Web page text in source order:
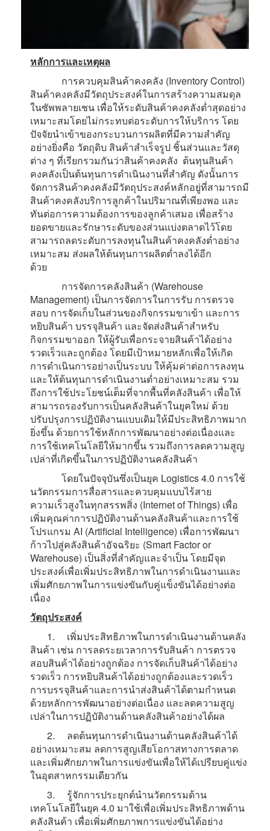
หลักการและเหตุผล
การควบคุมสินค้าคงคลัง (Inventory Control)
สินค้าคงคลังมีวัตถุประสงค์ในการสร้างความสมดุล
ในซัพพลายเชน เพื่อให้ระดับสินค้าคงคลังต่ำสุดอย่าง
เหมาะสมโดยไม่กระทบต่อระดับการให้บริการ โดย
ปัจจัยนำเข้าของกระบวนการผลิตที่มีความสำคัญ
อย่างยิ่งคือ วัตถุดิบ สินค้าสำเร็จรูป ชิ้นส่วนและวัสดุ
ต่าง ๆ ที่เรียกรวมกันว่าสินค้าคงคลัง ต้นทุนสินค้า
คงคลังเป็นต้นทุนการดำเนินงานที่สำคัญ ดังนั้นการ
จัดการสินค้าคงคลังมีวัตถุประสงค์หลักอยู่ที่สามารถมี
สินค้าคงคลังบริการลูกค้าในปริมาณที่เพียงพอ และ
ทันต่อการความต้องการของลูกค้าเสมอ เพื่อสร้าง
ยอดขายและรักษาระดับของส่วนแบ่งตลาดไว้โดย
สามารถลดระดับการลงทุนในสินค้าคงคลังต่ำอย่าง
เหมาะสม ส่งผลให้ต้นทุนการผลิตต่ำลงได้อีก
ด้วย
การจัดการคลังสินค้า (Warehouse
Management) เป็นการจัดการในการรับ การตรวจ
สอบ การจัดเก็บในส่วนของกิจกรรมขาเข้า และการ
หยิบสินค้า บรรจุสินค้า และจัดส่งสินค้าสำหรับ
กิจกรรมขาออก ให้ผู้รับเพื่อกระจายสินค้าได้อย่าง
รวดเร็วและถูกต้อง โดยมีเป้าหมายหลักเพื่อให้เกิด
การดำเนินการอย่างเป็นระบบ ให้คุ้มค่าต่อการลงทุน
และให้ต้นทุนการดำเนินงานต่ำอย่างเหมาะสม รวม
ถึงการใช้ประโยชน์เต็มที่จากพื้นที่คลังสินค้า เพื่อให้
สามารถรองรับการเป็นคลังสินค้าในยุคใหม่ ด้วย
ปรับปรุงการปฏิบัติงานแบบเดิมให้มีประสิทธิภาพมาก
ยิ่งขึ้น ด้วยการใช้หลักการพัฒนาอย่างต่อเนื่องและ
การใช้เทคโนโลยีให้มากขึ้น รวมถึงการลดความสูญ
เปล่าที่เกิดขึ้นในการปฏิบัติงานคลังสินค้า
โดยในปัจจุบันซึ่งเป็นยุค Logistics 4.0 การใช้
นวัตกรรมการสื่อสารและควบคุมแบบไร้สาย
ความเร็วสูงในทุกสรรพสิ่ง (Internet of Things) เพื่อ
เพิ่มคุณค่าการปฏิบัติงานด้านคลังสินค้าและการใช้
โปรแกรม AI (Artificial Intelligence) เพื่อการพัฒนา
ก้าวไปสู่คลังสินค้าอัจฉริยะ (Smart Factor or
Warehouse) เป็นสิ่งที่สำคัญและจำเป็น โดยมีจุด
ประสงค์เพื่อเพิ่มประสิทธิภาพในการดำเนินงานและ
เพิ่มศักยภาพในการแข่งขันกับคู่แข็งขันได้อย่างต่อ
เนื่อง
วัตถุประสงค์
1. เพิ่มประสิทธิภาพในการดำเนินงานด้านคลัง
สินค้า เช่น การลดระยเวลาการรับสินค้า การตรวจ
สอบสินค้าได้อย่างถูกต้อง การจัดเก็บสินค้าได้อย่าง
รวดเร็ว การหยิบสินค้าได้อย่างถูกต้องและรวดเร็ว
การบรรจุสินค้าและการนำส่งสินค้าได้ตามกำหนด
ด้วยหลักการพัฒนาอย่างต่อเนื่อง และลดความสูญ
เปล่าในการปฏิบัติงานด้านคลังสินค้าอย่างได้ผล
2. ลดต้นทุนการดำเนินงานด้านคลังสินค้าได้
อย่างเหมาะสม ลดการสูญเสียโอกาสทางการตลาด
และเพิ่มศักยภาพในการแข่งขันเพื่อให้ได้เปรียบคู่แข่ง
ในอุตสาหกรรมเดียวกัน
3. รู้จักการประยุกต์นำนวัตกรรมด้าน
เทคโนโลยีในยุค 4.0 มาใช้เพื่อเพิ่มประสิทธิภาพด้าน
คลังสินค้า เพื่อเพิ่มศักยภาพการแข่งขันได้อย่าง